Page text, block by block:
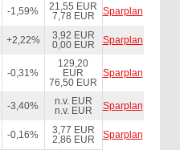
-1,59%
21,55 EUR
7,78 EUR
Sparplan
+2,22%
3,92 EUR
0,00 EUR
Sparplan
-0,31%
129,20
EUR
76,50 EUR
Sparplan
-3,40%
n.v. EUR
n.v. EUR
Sparplan
-0,16%
3,77 EUR
2,86 EUR
Sparplan